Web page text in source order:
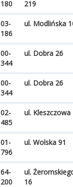
180
219
03-
186
ul. Modlińska
00-
344
ul. Dobra 26
00-
344
ul. Dobra 26
02-
485
ul. Kleszczowa
01-
796
ul. Wolska 91
64-
200
ul.
16